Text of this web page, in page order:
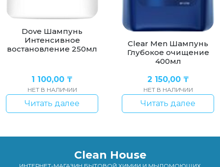
Dove Шампунь
Интенсивное
востановление 250мл
1 100,00 ₸
НЕТ В НАЛИЧИИ
Читать далее
Clear Men Шампунь
Глубокое очищение
400мл
2 150,00 ₸
НЕТ В НАЛИЧИИ
Читать далее
Clean House